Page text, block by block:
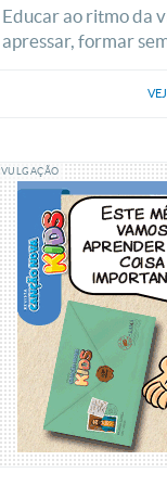
Educar ao ritmo da
apressar, formar